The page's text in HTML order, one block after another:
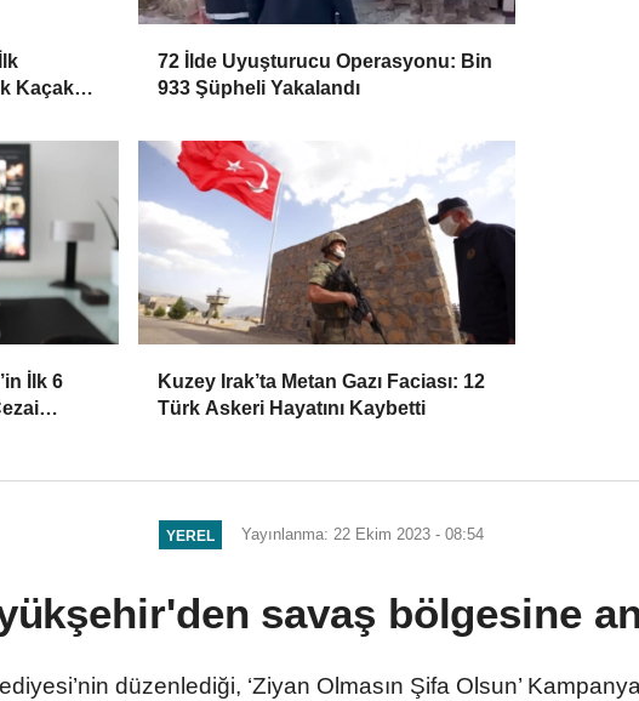
Kaçak
72 İlde Uyuşturucu Operasyonu: Bin
933 Şüpheli Yakalandı
İlk 6
Kuzey Irak’ta Metan Gazı Faciası: 12
Türk Askeri Hayatını Kaybetti
YEREL Yayınlanma: 22 Ekim 2023 - 08:54
savaş bölgesine
düzenlediği, ‘Ziyan Olmasın Şifa Olsun’